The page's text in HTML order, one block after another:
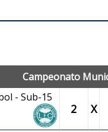
Campeonato
- Sub-15
2 X